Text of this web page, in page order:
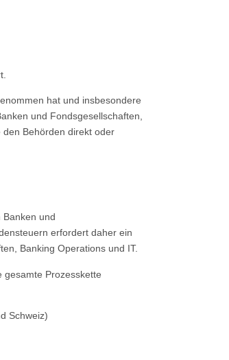
hat und insbesondere
und Fondsgesellschaften,
Behörden direkt oder
und
erfordert daher ein
Banking Operations und IT.
gesamte Prozesskette
Schweiz)